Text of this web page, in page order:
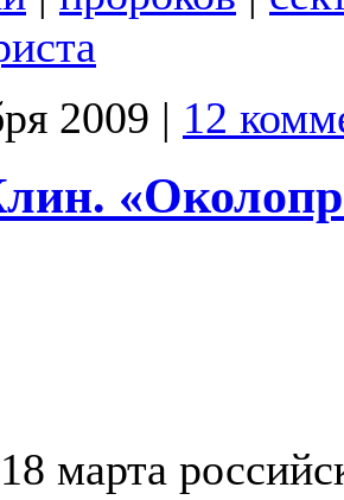
2009 | 12
18 марта